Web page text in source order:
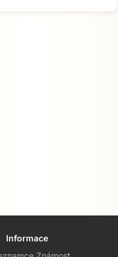
Informace